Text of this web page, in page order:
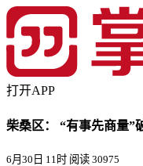
打开APP
柴桑区： “有事先商量”
6月30日 11时 阅读 30975